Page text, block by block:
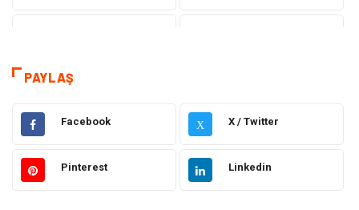
Dekorasyon
Bakım Güzellik Elektrik Elektronik
Hukuk Tatil
PAYLAŞ
Facebook X X / Twitter
Pinterest Linkedin